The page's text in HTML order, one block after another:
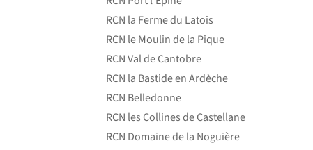
RCN la Ferme du Latois
RCN le Moulin de la Pique
RCN Val de Cantobre
RCN la Bastide en Ardèche
RCN Belledonne
RCN les Collines de Castellane
RCN Domaine de la Noguière